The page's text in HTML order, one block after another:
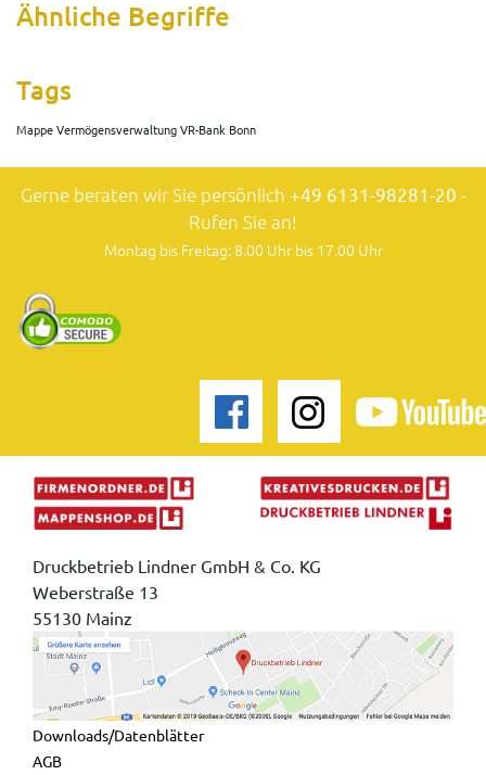
Ähnliche Begriffe
Tags
Mappe Vermögensverwaltung VR-Bank Bonn
Gerne beraten wir Sie persönlich +49 6131-98281-20 -
Rufen Sie an!
Montag bis Freitag: 8.00 Uhr bis 17.00 Uhr
Druckbetrieb Lindner GmbH & Co. KG
Weberstraße 13
55130 Mainz
Downloads/Datenblätter
AGB